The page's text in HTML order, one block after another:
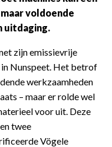
voldoende
uitdaging.
zijn emissievrije
in Nunspeet. Het betrof
werkzaamheden
– maar er rolde wel
voor uit. Deze
twee
Vögele